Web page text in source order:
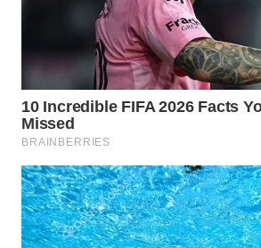
WN
SIMALUNGUN
LABUHANBATU
WN
TAPANULI